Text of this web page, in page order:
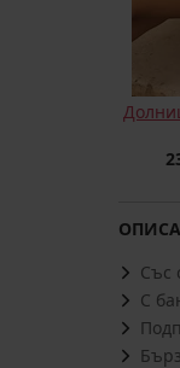
Със
С